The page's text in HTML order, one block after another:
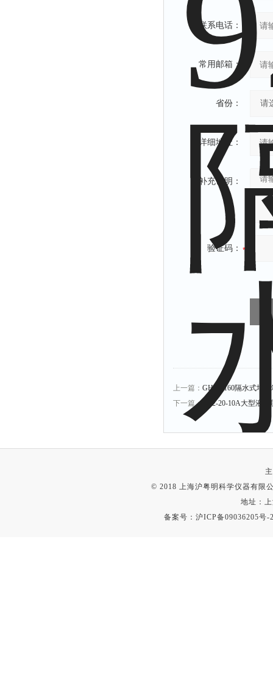
联系电话：
常用邮箱：
省份：
详细地址：
补充说明：
验证码：
上一篇： GHP-9160隔水式培养
下一篇：
SX2-20-10A大型液
© 2018 上海沪粤明科学仪器有限
地址：
备案号：沪ICP备09036205号-